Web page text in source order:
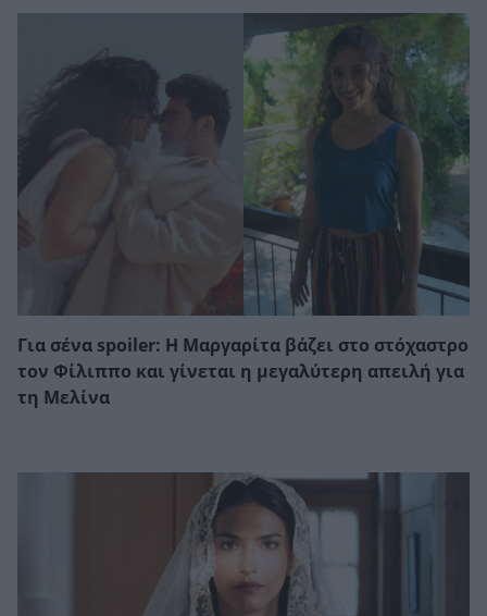
Για σένα spoiler: Η Μαργαρίτα βάζει στο στόχαστρο
τον Φίλιππο και γίνεται η μεγαλύτερη απειλή για
τη Μελίνα